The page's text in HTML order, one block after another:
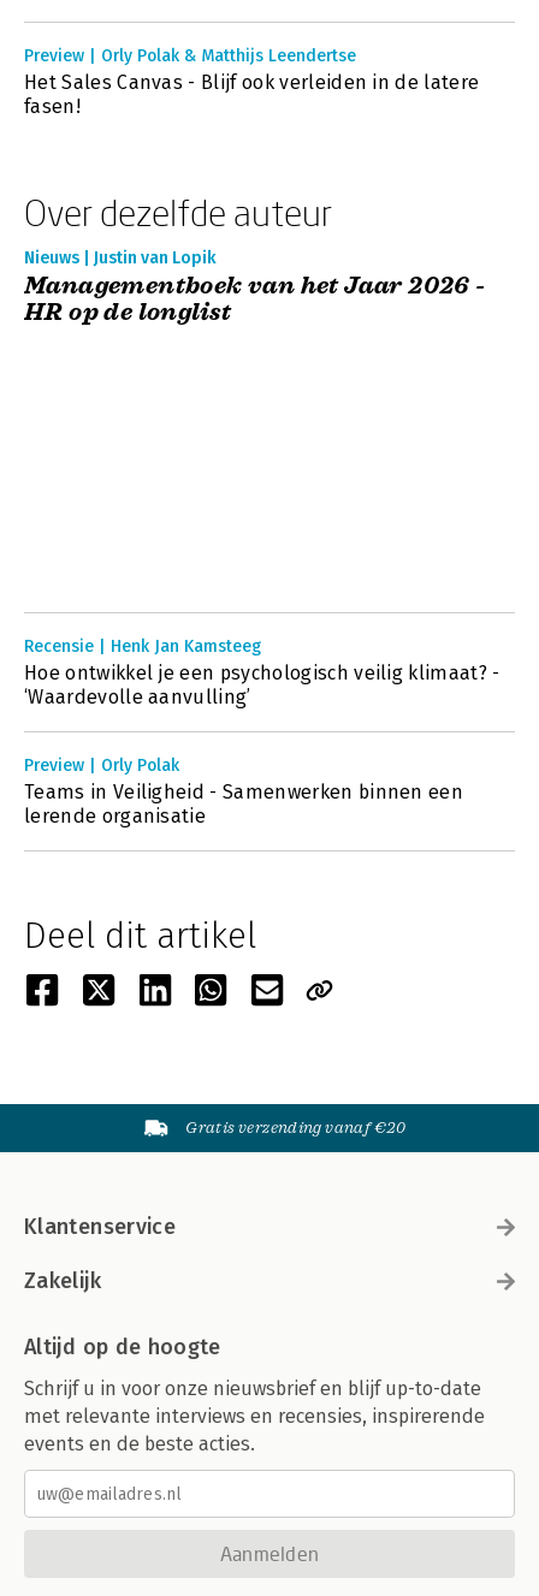
Preview | Orly Polak & Matthijs Leendertse
Het Sales Canvas - Blijf ook verleiden in de latere
fasen!
Over dezelfde auteur
Nieuws | Justin van Lopik
Managementboek van het Jaar 2026 -
HR op de longlist
Recensie | Henk Jan Kamsteeg
Hoe ontwikkel je een psychologisch veilig klimaat? -
‘Waardevolle aanvulling’
Preview | Orly Polak
Teams in Veiligheid - Samenwerken binnen een
lerende organisatie
Deel dit artikel
Gratis verzending vanaf €20
Klantenservice
Zakelijk
Altijd op de hoogte
Schrijf u in voor onze nieuwsbrief en blijf up-to-date
met relevante interviews en recensies, inspirerende
events en de beste acties.
Aanmelden